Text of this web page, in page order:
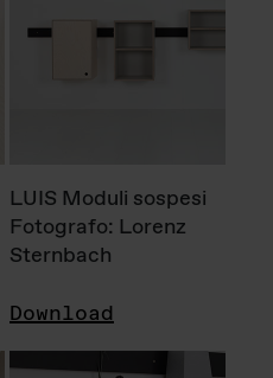
LUIS Moduli sospesi
Fotografo: Lorenz
Sternbach
Download